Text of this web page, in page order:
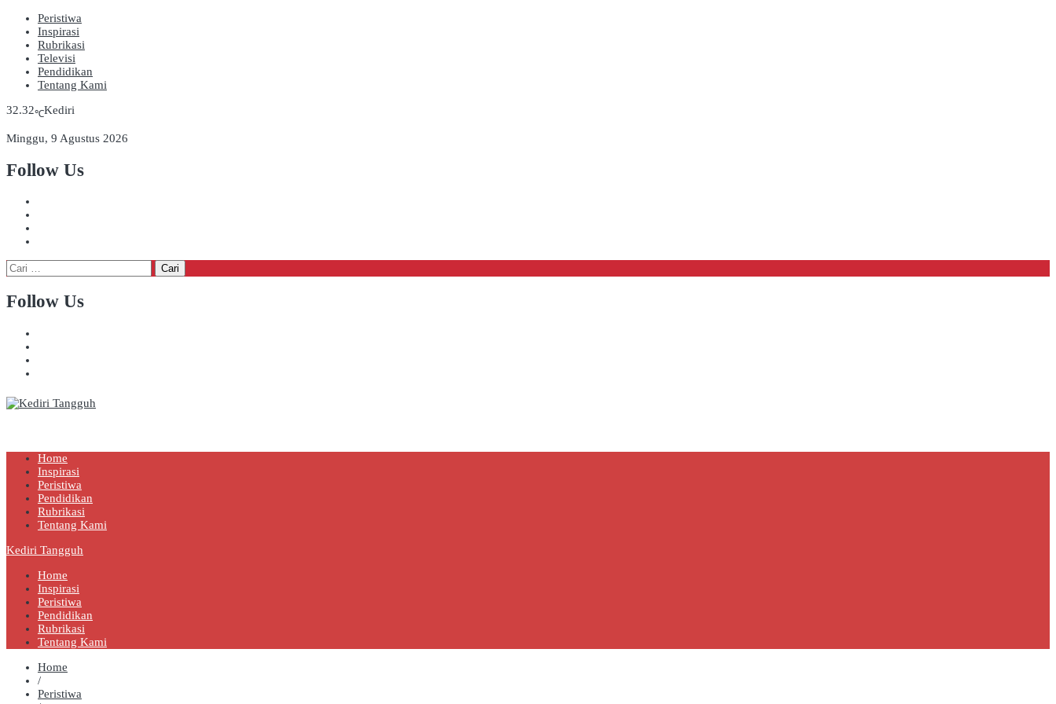
Peristiwa
Inspirasi
Rubrikasi
Televisi
Pendidikan
Tentang Kami
32.32℃Kediri
Minggu, 9 Agustus 2026
Follow Us
Cari
untuk:
Follow Us
Home
Inspirasi
Peristiwa
Pendidikan
Rubrikasi
Tentang Kami
Kediri Tangguh
Home
Inspirasi
Peristiwa
Pendidikan
Rubrikasi
Tentang Kami
Home
/
Peristiwa